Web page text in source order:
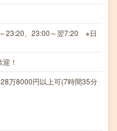
23:20、23:00～翌7:20 ※日
！
万8000円以上可(7時間35分